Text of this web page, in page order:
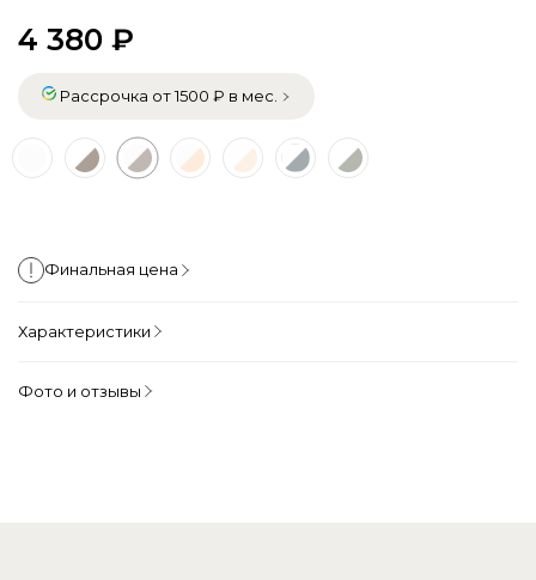
4 380 ₽
Рассрочка от 1500 ₽ в мес.
Финальная цена
Характеристики
Фото и отзывы